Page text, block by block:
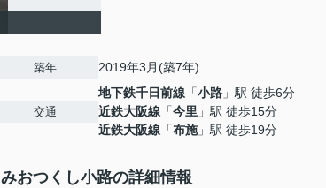
築年 2019年3月(築7年)
交通
地下鉄千日前線 「小路 」駅 徒歩6分
近鉄大阪線 「今里 」駅 徒歩15分
近鉄大阪線 「布施」駅 徒歩19分
みおつくし小路の詳細情報